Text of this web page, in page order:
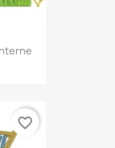
favorite_border